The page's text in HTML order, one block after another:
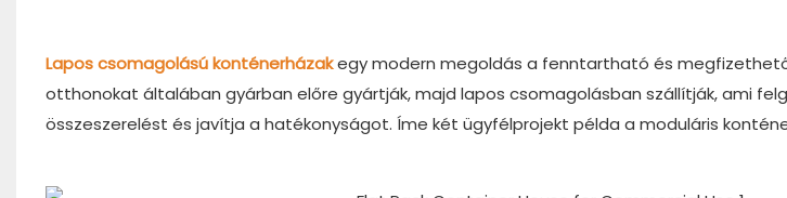
Lapos csomagolású konténerházakegy modern megoldás a fenntartható és
otthonokat általában gyárban előre gyártják, majd lapos csomagolásban szállítják, ami
összeszerelést és javítja a hatékonyságot. Íme két ügyfélprojekt példa a moduláris